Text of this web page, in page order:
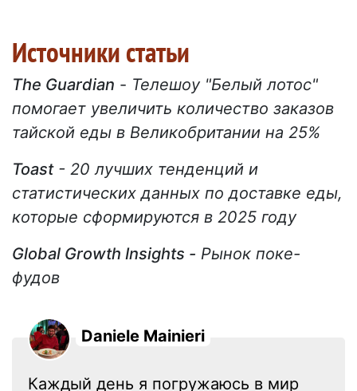
Источники статьи
The Guardian - Телешоу "Белый лотос"
помогает увеличить количество заказов
тайской еды в Великобритании на 25%
Toast- 20 лучших тенденций и
статистических данных по доставке еды,
которые сформируются в 2025 году
Global Growth Insights - Рынок поке-
фудов
Daniele Mainieri
Каждый день я погружаюсь в мир